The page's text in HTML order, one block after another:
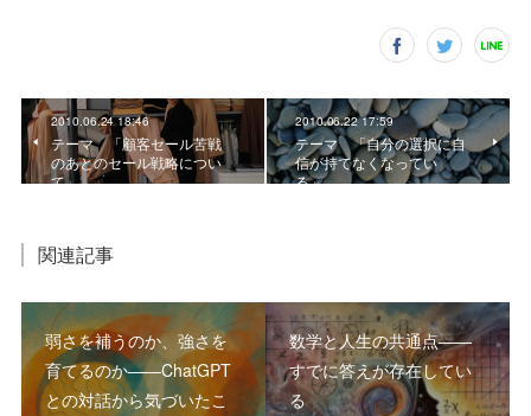
2010.06.24 18:46
テーマ 「顧客セール苦戦
のあとのセール戦略につい
て」。
2010.06.22 17:59
テーマ 「自分の選択に自
信が持てなくなってい
る」。
関連記事
弱さを補うのか、強さを
育てるのか――ChatGPT
との対話から気づいたこ
数学と人生の共通点――
すでに答えが存在してい
る